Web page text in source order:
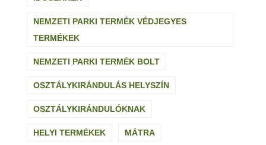
NEMZETI PARKI TERMÉK VÉDJEGYES
TERMÉKEK
NEMZETI PARKI TERMÉK BOLT
OSZTÁLYKIRÁNDULÁS HELYSZÍN
OSZTÁLYKIRÁNDULÓKNAK
HELYI TERMÉKEK MÁTRA